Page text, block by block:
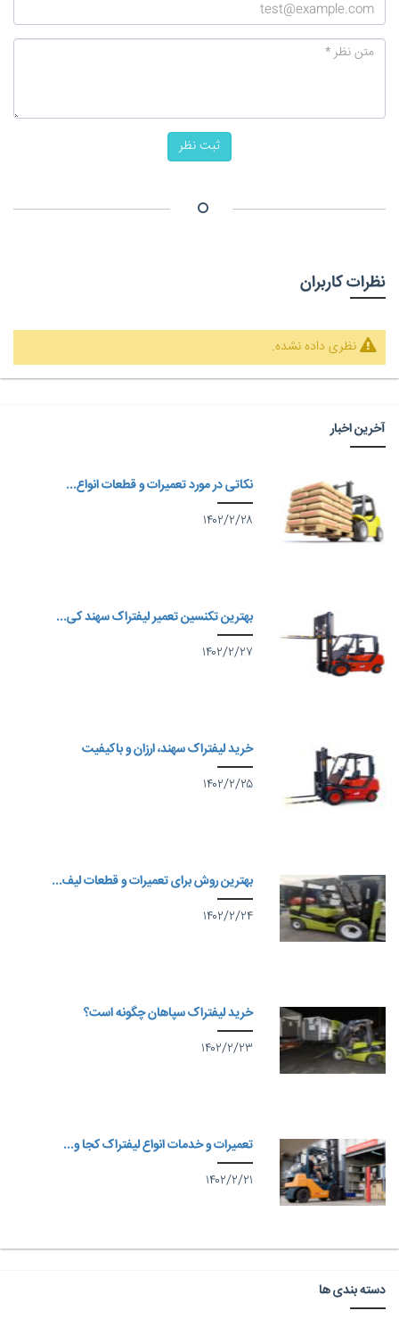
ثبت نظر
نظرات کاربران
نظری داده نشده.
آخرین اخبار
نکاتی در مورد تعمیرات و قطعات انواع...
۱۴۰۲/۲/۲۸
بهترین تکنسین تعمیر لیفتراک سهند کی...
۱۴۰۲/۲/۲۷
خرید لیفتراک سهند، ارزان و باکیفیت
۱۴۰۲/۲/۲۵
بهترین روش برای تعمیرات و قطعات لیف...
۱۴۰۲/۲/۲۴
خرید لیفتراک سپاهان چگونه است؟
۱۴۰۲/۲/۲۳
تعمیرات و خدمات انواع لیفتراک کجا و...
۱۴۰۲/۲/۲۱
دسته بندی ها